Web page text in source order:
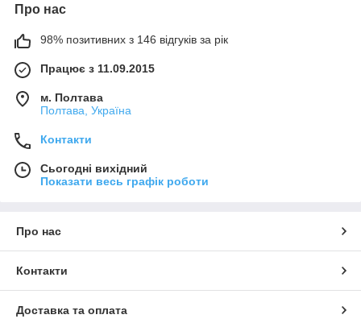
Про нас
98% позитивних з 146 відгуків за рік
Працює з 11.09.2015
м. Полтава
Полтава, Україна
Контакти
Сьогодні вихідний
Показати весь графік роботи
Про нас
Контакти
Доставка та оплата